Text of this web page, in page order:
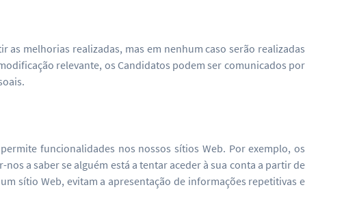
melhorias realizadas, mas em nenhum caso serão realizadas
relevante, os Candidatos podem ser comunicados por
funcionalidades nos nossos sítios Web. Por exemplo, os
a saber se alguém está a tentar aceder à sua conta a partir de
sítio Web, evitam a apresentação de informações repetitivas e